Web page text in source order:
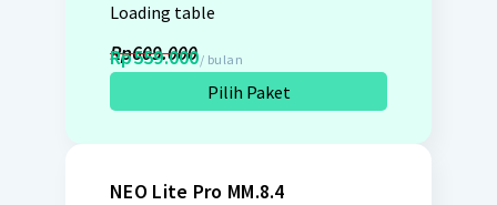
Loading table
Rp609.000
Rp559.000/ bulan
Pilih Paket
NEO Lite Pro MM.8.4